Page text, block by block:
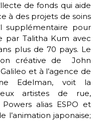
de fonds qui aide
à des projets de soins
supplémentaire pour
par Talitha Kum avec
plus de 70 pays. Le
créative de John
et à l’agence de
Edelman, voit la
artistes de rue,
alias ESPO et
l’animation japonaise;